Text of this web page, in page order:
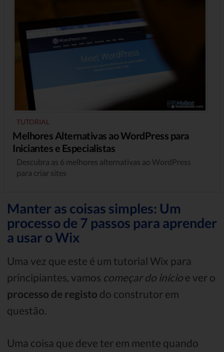
TUTORIAL
Melhores Alternativas ao WordPress para
Iniciantes e Especialistas
Descubra as 6 melhores alternativas ao WordPress
para criar sites
Manter as coisas simples: Um
processo de 7 passos para aprender
a usar o Wix
Uma vez que este é um tutorial Wix para
principiantes, vamos começar do início e ver o
processo de registo do construtor em
questão.
Uma coisa que deve ter em mente quando